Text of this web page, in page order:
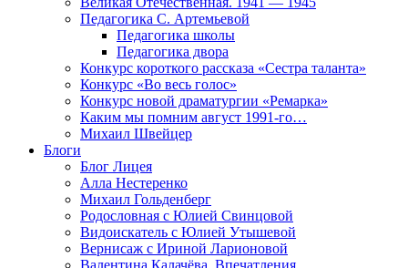
Педагогика С. Артемьевой
Педагогика школы
Педагогика двора
Конкурс короткого рассказа «Сестра таланта»
Конкурс «Во весь голос»
Конкурс новой драматургии «Ремарка»
Каким мы помним август 1991-го…
Михаил Швейцер
Блоги
Блог Лицея
Алла Нестеренко
Михаил Гольденберг
Родословная с Юлией Свинцовой
Видоискатель с Юлией Утышевой
Вернисаж с Ириной Ларионовой